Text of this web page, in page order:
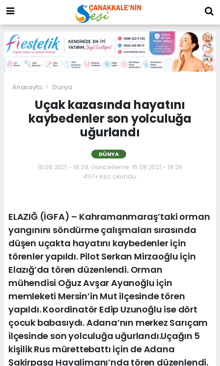
Anasayfa Dünya
Uçak kazasında hayatını
kaybedenler son yolculuğa
uğurlandı
DÜNYA
16.08.2021 - 18:29, Güncelleme: 16.08.2021 - 18:29
4117+ kez okundu.
ELAZIĞ (İGFA) – Kahramanmaraş’taki orman
yangınını söndürme çalışmaları sırasında
düşen uçakta hayatını kaybedenler için
törenler yapıldı. Pilot Serkan Mirzaoğlu için
Elazığ’da tören düzenlendi. Orman
mühendisi Oğuz Avşar Ayanoğlu için
memleketi Mersin’in Mut ilçesinde tören
yapıldı. Koordinatör Edip Uzunoğlu ise dört
çocuk babasıydı. Adana’nın merkez Sarıçam
ilçesinde son yolculuğa uğurlandı.Uçağın 5
kişilik Rus mürettebattı için de Adana
Şakirpaşa Havalimanı’nda tören düzenlendi.